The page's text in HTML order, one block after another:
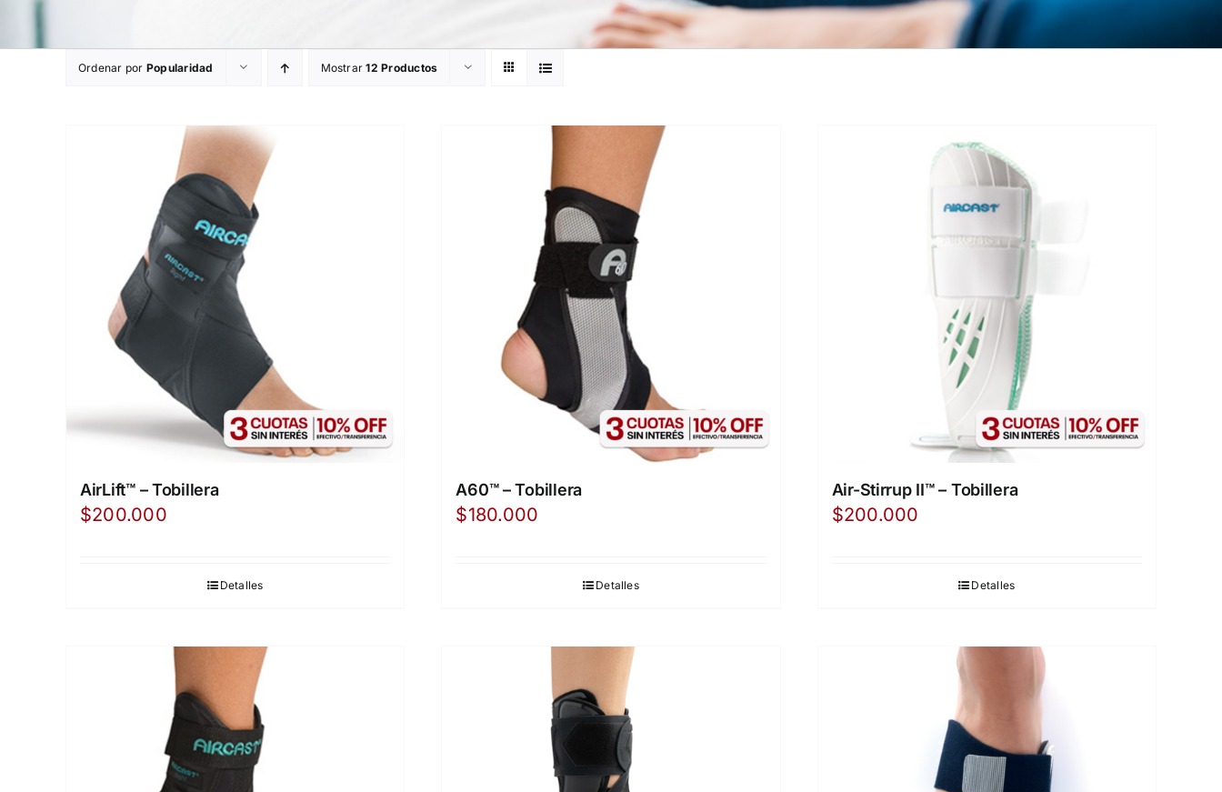
Ordenar por Popularidad Mostrar12 Productos
AirLift™ – Tobillera
$200.000
Detalles
A60™ – Tobillera
$180.000
Detalles
Air-Stirrup II™ – Tobillera
$200.000
Detalles